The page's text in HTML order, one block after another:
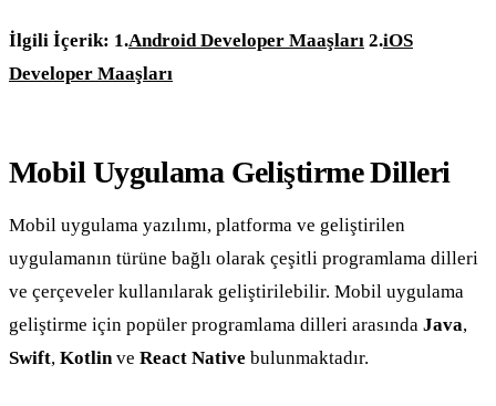
İlgili İçerik: 1.Android Developer Maaşları 2.iOS
Developer Maaşları
Mobil Uygulama Geliştirme Dilleri
Mobil uygulama yazılımı, platforma ve geliştirilen
uygulamanın türüne bağlı olarak çeşitli programlama dilleri
ve çerçeveler kullanılarak geliştirilebilir. Mobil uygulama
geliştirme için popüler programlama dilleri arasında Java,
Swift, Kotlinve React Native bulunmaktadır.